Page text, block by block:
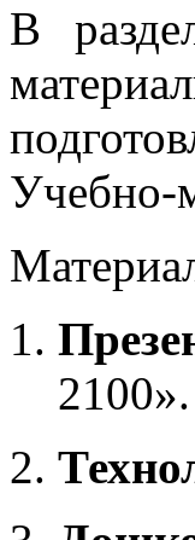
В
Учебно-
2100».